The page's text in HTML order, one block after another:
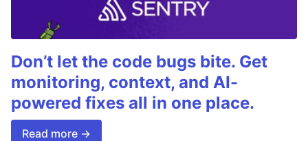
Don’t let the code bugs bite. Get
monitoring, context, and AI-
powered fixes all in one place.
Read more →